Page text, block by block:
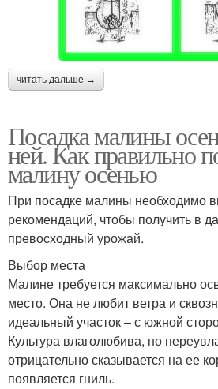
читать дальше →
Посадка малины
ней. Как правильно
малину осенью
При посадке малины необходимо
рекомендаций, чтобы получить в
превосходный урожай.
Выбор места
Малине требуется максимально
место. Она не любит ветра и
идеальный участок – с южной
Культура влаголюбива, но
отрицательно сказывается на ее
появляется гниль.